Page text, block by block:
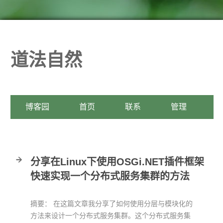
道法自然
博客园 首页 联系 管理
分享在Linux下使用OSGi.NET插件框架
快速实现一个分布式服务集群的方法
摘要： 在这篇文章我分享了如何使用分层与模块化的
方法来设计一个分布式服务集群。这个分布式服务集